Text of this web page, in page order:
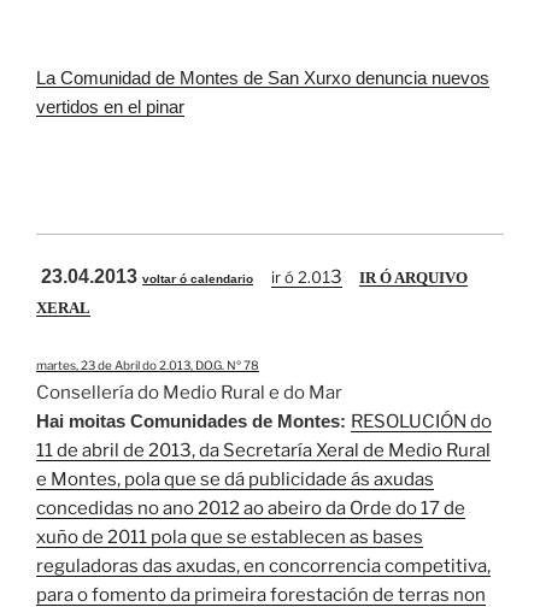
La Comunidad de Montes de San Xurxo denuncia nuevos
vertidos en el pinar
23.04.2013 voltar ó calendario ir ó 2.013
IR Ó ARQUIVO
XERAL
martes, 23 de Abril do 2.013, D.O.G. Nº 78
Consellería do Medio Rural e do Mar
Hai moitas Comunidades de Montes: RESOLUCIÓN do
11 de abril de 2013, da Secretaría Xeral de Medio Rural
e Montes, pola que se dá publicidade ás axudas
concedidas no ano 2012 ao abeiro da Orde do 17 de
xuño de 2011 pola que se establecen as bases
reguladoras das axudas, en concorrencia competitiva,
para o fomento da primeira forestación de terras non